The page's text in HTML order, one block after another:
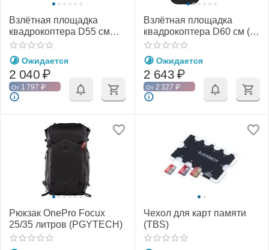
Взлётная площадка
квадрокоптера D55 см
(SunnyLife)
Ожидается
2 040₽
От 1 797 ₽
Взлётная площадка
квадрокоптера D60 см (с
фиксаторами) (SunnyLife)
Ожидается
2 643₽
От 2 327 ₽
Рюкзак OnePro Focux
25/35 литров (PGYTECH)
Чехол для карт памяти
(TBS)